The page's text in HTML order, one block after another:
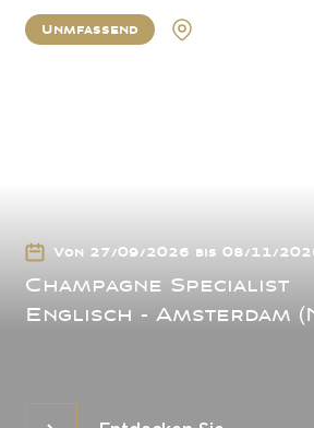
Unmfassend
Von 27/09/2026 bis 08/11/
Champagne Specialist
Englisch - Amsterdam